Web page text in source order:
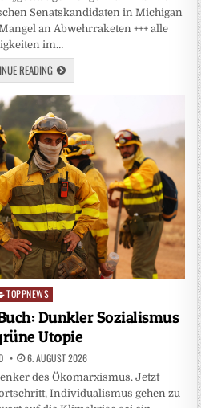
Senatskandidaten in Michigan
an Abwehrraketen +++ alle
im…
READING
TOPPNEWS
Dunkler Sozialismus
Utopie
6. AUGUST 2026
des Ökomarxismus. Jetzt
Individualismus gehen zu